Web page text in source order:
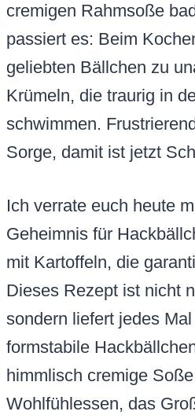
cremigen Rahmsoße
passiert es: Beim
geliebten Bällchen zu
Krümeln, die traurig in
schwimmen.
Sorge, damit ist jetzt
Ich verrate euch heute
Geheimnis für
mit Kartoffeln, die
Dieses Rezept ist nicht
sondern liefert jedes
formstabile
himmlisch cremige
Wohlfühlessen, das